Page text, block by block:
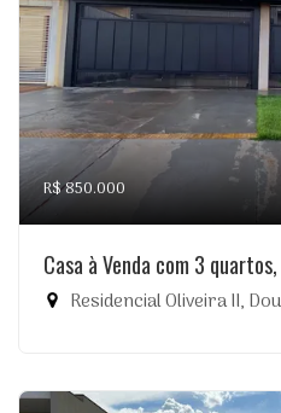
R$ 850.000
Casa à Venda com 3
Residencial Oliveira II,